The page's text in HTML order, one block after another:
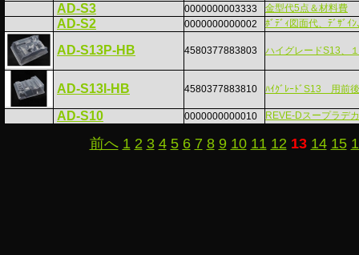
AD-S3 0000000003333 金型代5点＆材料費
AD-S2 0000000000002 ﾎﾞﾃﾞｨ図面代、ﾃﾞｻﾞｲ
AD-S13P-HB 4580377883803 ハイグレードS13、
AD-S13I-HB 4580377883810 ﾊｲｸﾞﾚｰﾄﾞS13 用前
AD-S10 0000000000010 REVE-Dスープラデ
前へ 1 2 3 4 5 6 7 8 9 10 11 12 13 14 15